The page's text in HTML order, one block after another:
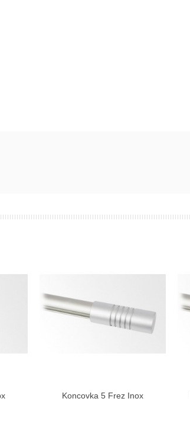
Zobraziť viac
Koncovka 5 Frez Inox